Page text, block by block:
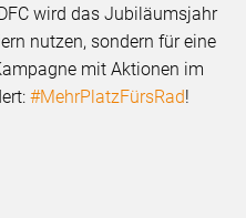
wird das Jubiläumsjahr
nutzen, sondern für eine
mit Aktionen im
#MehrPlatzFürsRad!